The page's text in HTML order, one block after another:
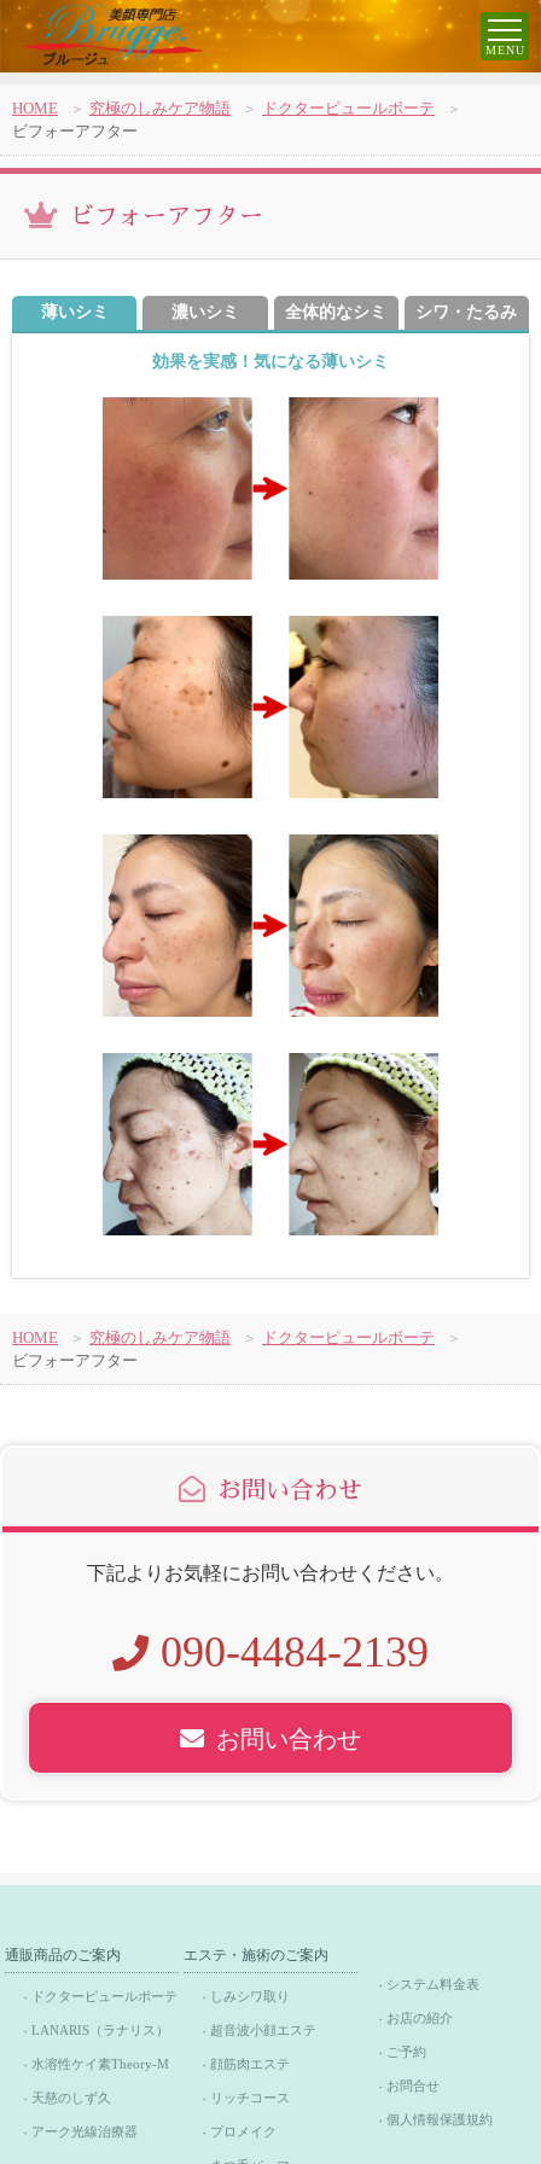
HOME 究極のしみケア物語
ドクターピュールボーテ
ビフォーアフター
ビフォーアフター
薄いシミ
効果を実感！気になる薄いシミ
濃いシミ 全体的なシミ シワ・たるみ
HOME 究極のしみケア物語
ドクターピュールボーテ
ビフォーアフター
お問い合わせ
下記よりお気軽にお問い合わせください。
090-4484-2139
お問い合わせ
通販商品のご案内
ドクターピュールボーテ
LANARIS（ラナリス）
水溶性ケイ素Theory-M
天慈のしず久
アーク光線治療器
エステ・施術のご案内
しみシワ取り
超音波小顔エステ
顔筋肉エステ
リッチコース
プロメイク
システム料金表
お店の紹介
ご予約
お問合せ
個人情報保護規約